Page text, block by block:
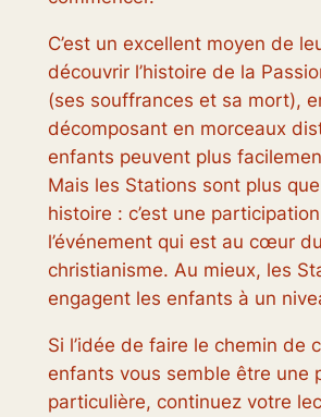
C’est un excellent moyen de
découvrir l’histoire de la
(ses souffrances et sa mort),
décomposant en morceaux
enfants peuvent plus
Mais les Stations sont plus que
histoire : c’est une
l’événement qui est au cœur du
christianisme. Au mieux, les
engagent les enfants à un
Si l’idée de faire le chemin de
enfants vous semble être une
particulière, continuez votre